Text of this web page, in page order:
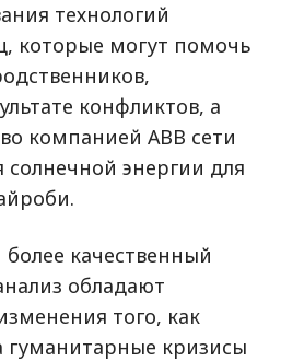
технологий
которые могут помочь
конфликтов, а
компанией АВВ сети
солнечной энергии для
качественный
обладают
того, как
гуманитарные кризисы